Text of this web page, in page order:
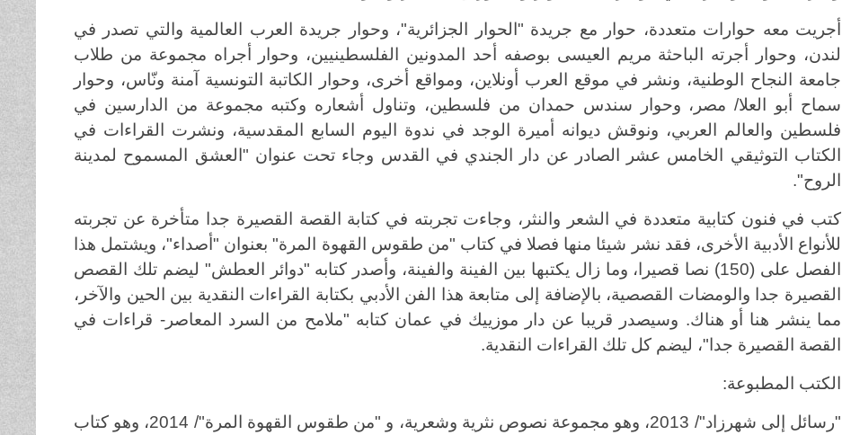
أجريت معه حوارات متعددة، حوار مع جريدة "الحوار الجزائرية"، وحوار جريدة العرب العالمية والتي تصدر في
لندن، وحوار أجرته الباحثة مريم العيسى بوصفه أحد المدونين الفلسطينيين، وحوار أجراه مجموعة من طلاب
جامعة النجاح الوطنية، ونشر في موقع العرب أونلاين، ومواقع أخرى، وحوار الكاتبة التونسية آمنة ونّاس، وحوار
سماح أبو العلا/ مصر، وحوار سندس حمدان من فلسطين، وتناول أشعاره وكتبه مجموعة من الدارسين في
فلسطين والعالم العربي، ونوقش ديوانه أميرة الوجد في ندوة اليوم السابع المقدسية، ونشرت القراءات في
الكتاب التوثيقي الخامس عشر الصادر عن دار الجندي في القدس وجاء تحت عنوان "العشق المسموح لمدينة
الروح".
كتب في فنون كتابية متعددة في الشعر والنثر، وجاءت تجربته في كتابة القصة القصيرة جدا متأخرة عن تجربته
للأنواع الأدبية الأخرى، فقد نشر شيئا منها فصلا في كتاب "من طقوس القهوة المرة" بعنوان "أصداء"، ويشتمل هذا
الفصل على (150) نصا قصيرا، وما زال يكتبها بين الفينة والفينة، وأصدر كتابه "دوائر العطش" ليضم تلك القصص
القصيرة جدا والومضات القصصية، بالإضافة إلى متابعة هذا الفن الأدبي بكتابة القراءات النقدية بين الحين والآخر،
مما ينشر هنا أو هناك. وسيصدر قريبا عن دار موزييك في عمان كتابه "ملامح من السرد المعاصر- قراءات في
القصة القصيرة جدا"، ليضم كل تلك القراءات النقدية.
الكتب المطبوعة:
"رسائل إلى شهرزاد"/ 2013، وهو مجموعة نصوص نثرية وشعرية، و "من طقوس القهوة المرة"/ 2014، وهو كتاب